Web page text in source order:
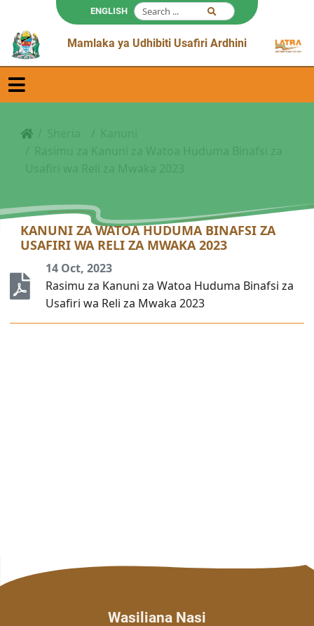
ENGLISH
Mamlaka ya Udhibiti Usafiri Ardhini
KANUNI ZA WATOA HUDUMA BINAFSI ZA
USAFIRI WA RELI ZA MWAKA 2023
14 Oct, 2023
Rasimu za Kanuni za Watoa Huduma Binafsi za
Usafiri wa Reli za Mwaka 2023
Wasiliana Nasi